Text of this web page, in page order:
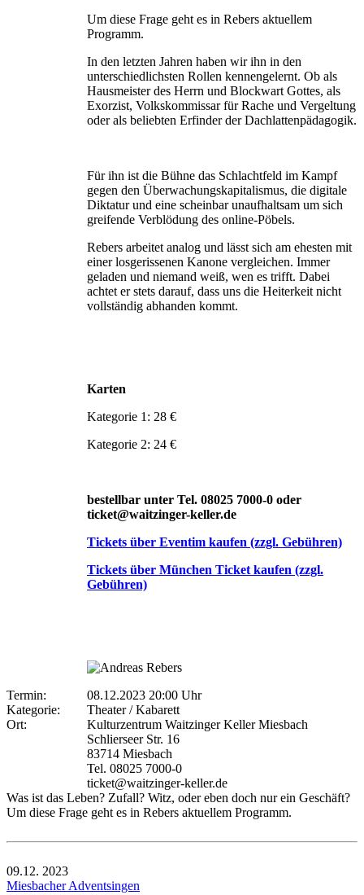
Um diese Frage geht es in Rebers aktuellem
Programm.
In den letzten Jahren haben wir ihn in den
unterschiedlichsten Rollen kennengelernt. Ob als
Hausmeister des Herrn und Blockwart Gottes, als
Exorzist, Volkskommissar für Rache und Vergeltung
oder als beliebten Erfinder der Dachlattenpädagogik.
Für ihn ist die Bühne das Schlachtfeld im Kampf
gegen den Überwachungskapitalismus, die digitale
Diktatur und eine scheinbar unaufhaltsam um sich
greifende Verblödung des online-Pöbels.
Rebers arbeitet analog und lässt sich am ehesten mit
einer losgerissenen Kanone vergleichen. Immer
geladen und niemand weiß, wen es trifft. Dabei
achtet er stets darauf, dass uns die Heiterkeit nicht
vollständig abhanden kommt.
Karten
Kategorie 1: 28 €
Kategorie 2: 24 €
bestellbar unter Tel. 08025 7000-0 oder
ticket@waitzinger-keller.de
Tickets über Eventim kaufen (zzgl. Gebühren)
Tickets über München Ticket kaufen (zzgl.
Gebühren)
Termin:
08.12.2023 20:00 Uhr
Kategorie:
Theater / Kabarett
Ort:
Kulturzentrum Waitzinger Keller Miesbach
Schlierseer Str. 16
83714 Miesbach
Tel. 08025 7000-0
ticket@waitzinger-keller.de
Was ist das Leben? Zufall? Witz, oder eben doch nur ein Geschäft?
Um diese Frage geht es in Rebers aktuellem Programm.
09.12. 2023
Miesbacher Adventsingen